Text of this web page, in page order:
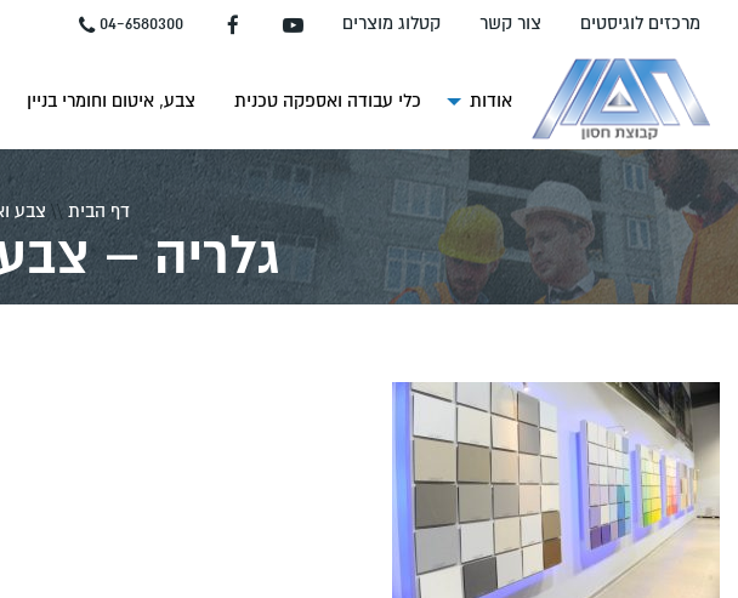
העמוד
מרכזים לוגיסטים צור קשר קטלוג מוצרים 04-6580300
אודות כלי עבודה ואספקה טכנית צבע, איטום וחומרי בניין
דף הבית \\ צבע
גלריה – צבע